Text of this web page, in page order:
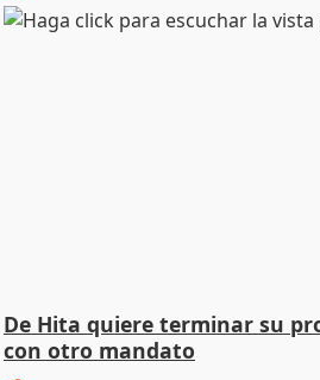
De Hita quiere terminar su
con otro mandato